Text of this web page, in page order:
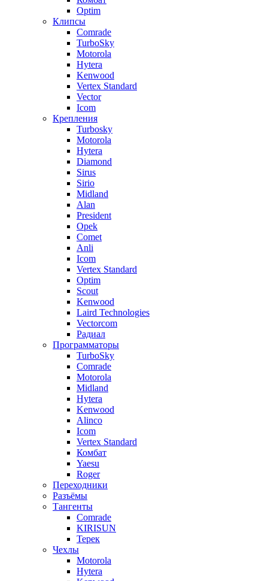
Optim
Клипсы
Comrade
TurboSky
Motorola
Hytera
Kenwood
Vertex Standard
Vector
Icom
Крепления
Turbosky
Motorola
Hytera
Diamond
Sirus
Sirio
Midland
Alan
President
Opek
Comet
Anli
Icom
Vertex Standard
Optim
Scout
Kenwood
Laird Technologies
Vectorcom
Радиал
Программаторы
TurboSky
Comrade
Motorola
Midland
Hytera
Kenwood
Alinco
Icom
Vertex Standard
Комбат
Yaesu
Roger
Переходники
Разъёмы
Тангенты
Comrade
KIRISUN
Терек
Чехлы
Motorola
Hytera